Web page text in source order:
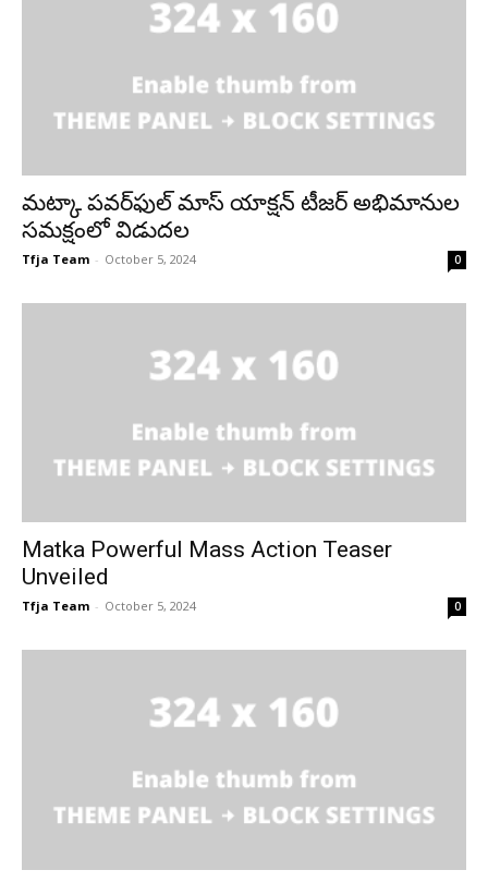
మట్కా పవర్‌ఫుల్ మాస్ యాక్షన్ టీజర్ అభిమానుల
సమక్షంలో విడుదల
Tfja Team - October 5, 2024 0
Matka Powerful Mass Action Teaser
Unveiled
Tfja Team - October 5, 2024 0